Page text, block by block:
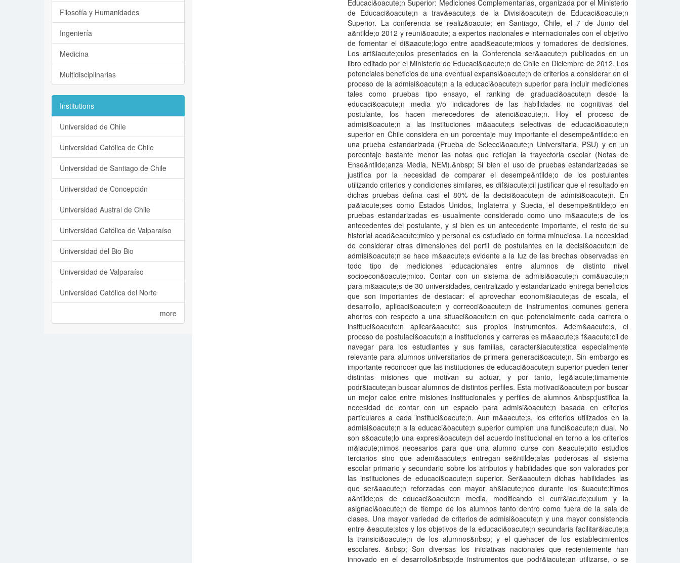
Filosofía y Humanidades
Ingeniería
Medicina
Multidisciplinarias
Institutions
Universidad de Chile
Universidad Católica de Chile
Universidad de Santiago de Chile
Universidad de Concepción
Universidad Austral de Chile
Universidad Católica de Valparaíso
Universidad del Bio Bio
Universidad de Valparaíso
Universidad Católica del Norte
more